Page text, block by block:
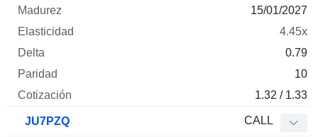
15/01/2027
4.45x
0.79
10
1.32 / 1.33
JU7PZQ CALL